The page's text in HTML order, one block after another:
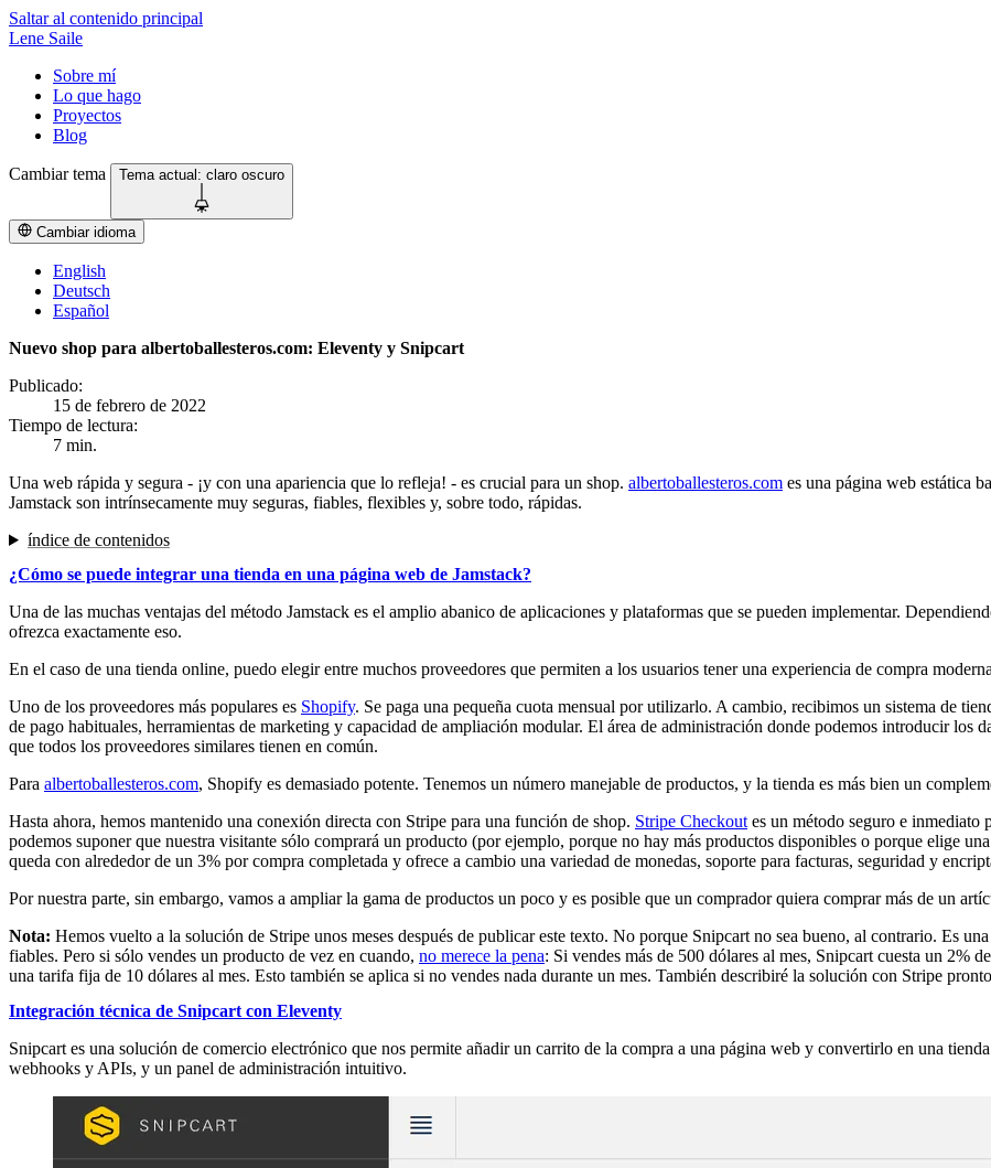
Saltar al contenido principal
Lene Saile
Sobre mí
Lo que hago
Proyectos
Blog
Cambiar tema Tema actual: claro oscuro
Cambiar idioma
English
Deutsch
Español
Nuevo shop para albertoballesteros.com: Eleventy y Snipcart
Publicado:
15 de febrero de 2022
Tiempo de lectura:
7 min.
Una web rápida y segura - ¡y con una apariencia que lo refleja! - es crucial para un shop. albertoballesteros.com es una página web estática
Jamstack son intrínsecamente muy seguras, fiables, flexibles y, sobre todo, rápidas.
índice de contenidos
¿Cómo se puede integrar una tienda en una página web de Jamstack?
Una de las muchas ventajas del método Jamstack es el amplio abanico de aplicaciones y plataformas que se pueden implementar.
ofrezca exactamente eso.
En el caso de una tienda online, puedo elegir entre muchos proveedores que permiten a los usuarios tener una experiencia de compra
Uno de los proveedores más populares es Shopify. Se paga una pequeña cuota mensual por utilizarlo. A cambio, recibimos un sistema de
de pago habituales, herramientas de marketing y capacidad de ampliación modular. El área de administración donde podemos introducir los
que todos los proveedores similares tienen en común.
Para albertoballesteros.com, Shopify es demasiado potente. Tenemos un número manejable de productos, y la tienda es más bien un
Hasta ahora, hemos mantenido una conexión directa con Stripe para una función de shop. Stripe Checkout es un método seguro e inmediato
podemos suponer que nuestra visitante sólo comprará un producto (por ejemplo, porque no hay más productos disponibles o porque elige
queda con alrededor de un 3% por compra completada y ofrece a cambio una variedad de monedas, soporte para facturas, seguridad y
Por nuestra parte, sin embargo, vamos a ampliar la gama de productos un poco y es posible que un comprador quiera comprar más de un
Nota: Hemos vuelto a la solución de Stripe unos meses después de publicar este texto. No porque Snipcart no sea bueno, al contrario. Es
fiables. Pero si sólo vendes un producto de vez en cuando, no merece la pena: Si vendes más de 500 dólares al mes, Snipcart cuesta un 2%
una tarifa fija de 10 dólares al mes. Esto también se aplica si no vendes nada durante un mes. También describiré la solución con Stripe
Integración técnica de Snipcart con Eleventy
Snipcart es una solución de comercio electrónico que nos permite añadir un carrito de la compra a una página web y convertirlo en una
webhooks y APIs, y un panel de administración intuitivo.